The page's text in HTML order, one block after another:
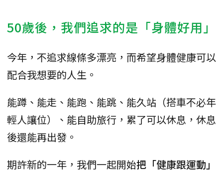
50歲後，我們追求的是「身體好用」
今年，不追求線條多漂亮，而希望身體健康可以
配合我想要的人生。
能蹲、能走、能跑、能跳、能久站（搭車不必年
輕人讓位）、能自助旅行，累了可以休息，休息
後還能再出發。
期許新的一年，我們一起開始把「健康跟運動」